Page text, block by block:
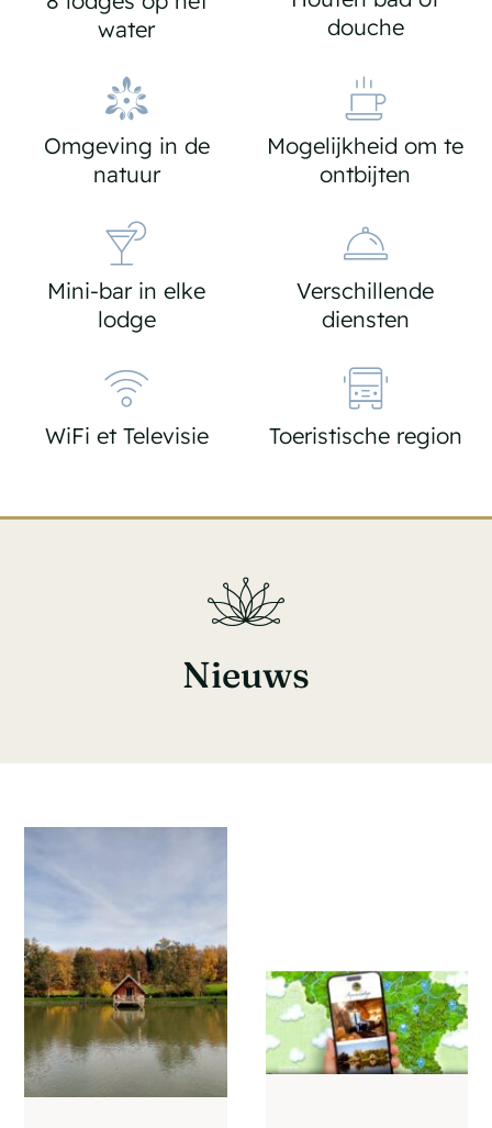
water
douche
Omgeving in de
natuur
Mogelijkheid om te
ontbijten
Mini-bar in elke
lodge
Verschillende
diensten
WiFi et Televisie Toeristische region
Nieuws